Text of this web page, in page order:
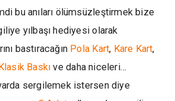
bu anıları ölümsüzleştirmek bize
yılbaşı hediyesi olarak
bastıracağın Pola Kart, Kare Kart,
Baskı ve daha niceleri…
sergilemek istersen diye